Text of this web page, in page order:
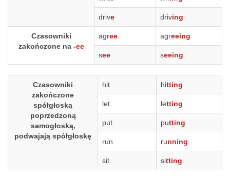
drive driving
Czasowniki
zakończone na -ee
agree agreeing
see seeing
Czasowniki
zakończone
spółgłoską
poprzedzoną
samogłoską,
podwajają spółgłoskę
hit hitting
let letting
put putting
run running
sit sitting